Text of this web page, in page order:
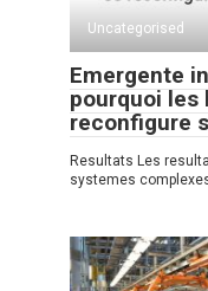
Uncategorised
Emergente
pourquoi les
reconfigure
Resultats Les
systemes